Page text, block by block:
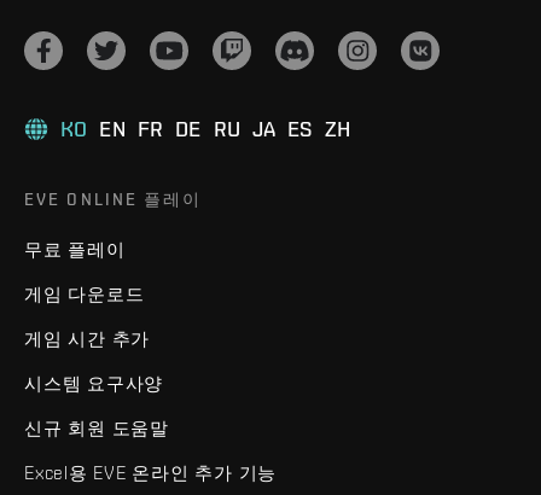
KO EN FR DE RU JA ES ZH
EVE ONLINE 플레이
무료 플레이
게임 다운로드
게임 시간 추가
시스템 요구사양
신규 회원 도움말
Excel용 EVE 온라인 추가 기능